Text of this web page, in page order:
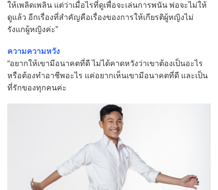
ให้เพลิดเพลิน แต่ว่าเมื่อไรที่ดูเพื่อจะเล่นการพนัน พ่อจะไม่ให้
ดูแล้ว อีกเรื่องที่สำคัญคือเรื่องของการให้เกียรติผู้หญิงไม่
รังแกผู้หญิงค่ะ”
ความความหวัง
“อยากให้เขามีอนาคตที่ดี ไม่ได้คาดหวังว่าเขาต้องเป็นอะไร
หรือต้องทำอาชีพอะไร แค่อยากเห็นเขามีอนาคตที่ดี และเป็น
ที่รักของทุกคนค่ะ